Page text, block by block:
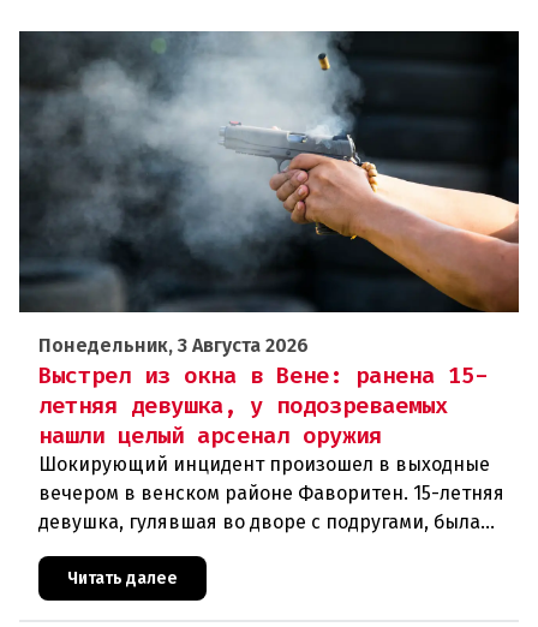
Понедельник, 3 Августа 2026
Выстрел из окна в Вене: ранена 15-
летняя девушка, у подозреваемых
нашли целый арсенал оружия
Шокирующий инцидент произошел в выходные
вечером в венском районе Фаворитен. 15-летняя
девушка, гулявшая во дворе с подругами, была
ранена выстрелом из пневматического оружия.
Полиция задержала двух п
Читать далее